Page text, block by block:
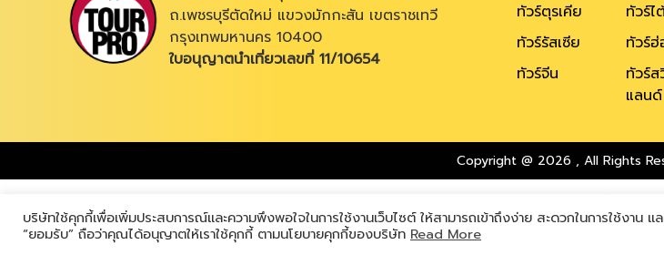
บริษัทใช้คุกกี้เพื่อเพิ่มประสบการณ์และความพึงพอใจในการใช้งานเว็บไซต์ ให้สามารถเข้าถึงง่าย สะดวกในการใช้งาน
“ยอมรับ” ถือว่าคุณได้อนุญาตให้เราใช้คุกกี้ ตามนโยบายคุกกี้ของบริษัท Read More
ถ.เพชรบุรีตัดใหม่ แขวงมักกะสัน เขตราชเทวี
กรุงเทพมหานคร 10400
ใบอนุญาตนำเที่ยวเลขที่ 11/10654
ทัวร์ตุรเคีย
ทัวร์ไ
ทัวร์รัสเซีย
ทัวร์
ทัวร์จีน
ทัวร์ส
แลนด์
Copyright @ 2026 , All Rights